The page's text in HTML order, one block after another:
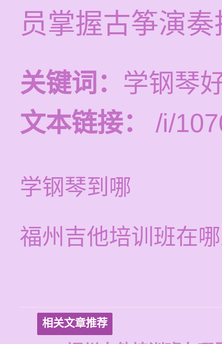
员掌握古筝演
关键词： 学钢琴
文本链接：
/i/
学钢琴到哪
福州吉他培训班在
相关文章推荐